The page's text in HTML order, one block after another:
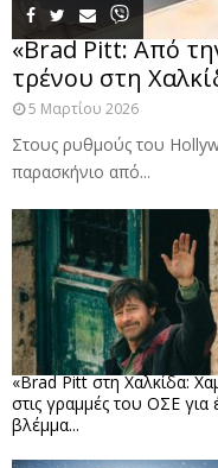
«Brad Pitt: Από
τρένου στη
5 Μαρτίου 2026
Στους ρυθμούς του
παρασκήνιο από...
«Brad Pitt στη Χαλκίδα:
στις γραμμές του ΟΣΕ για
βλέμμα...